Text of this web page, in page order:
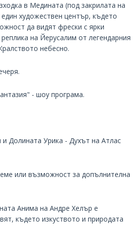
в Медината (под закрилата на
художествен център, където
да видят фрески с ярки
на Йерусалим от легендарния
небесно.
- шоу програма.
Долината Урика - Духът на Атлас
или възможност за допълнителнa
Анима на Андре Хелър е
където изкуството и природата